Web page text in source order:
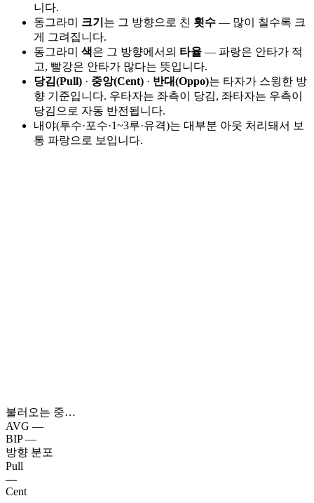
니다.
동그라미 크기 는 그 방향으로 친 횟수 — 많이 칠수록 크
게 그려집니다.
동그라미 색은 그 방향에서의 타율 — 파랑은 안타가 적
고, 빨강은 안타가 많다는 뜻입니다.
당김(Pull) · 중앙(Cent) · 반대(Oppo)는 타자가 스윙한 방
향 기준입니다. 우타자는 좌측이 당김, 좌타자는 우측이
당김으로 자동 반전됩니다.
내야(투수·포수·1~3루·유격)는 대부분 아웃 처리돼서 보
통 파랑으로 보입니다.
불러오는 중…
AVG —
BIP —
방향 분포
Pull
—
Cent